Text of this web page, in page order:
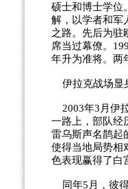
硕士和博士学位
解，以学者和军
之路。先后为驻
席当过幕僚。
年升为准将。两
伊拉克战场显
2003年3月伊
一路上，部队经
雷乌斯声名鹊起
使得当地局势相
色表现赢得了白
同年5月，彼得